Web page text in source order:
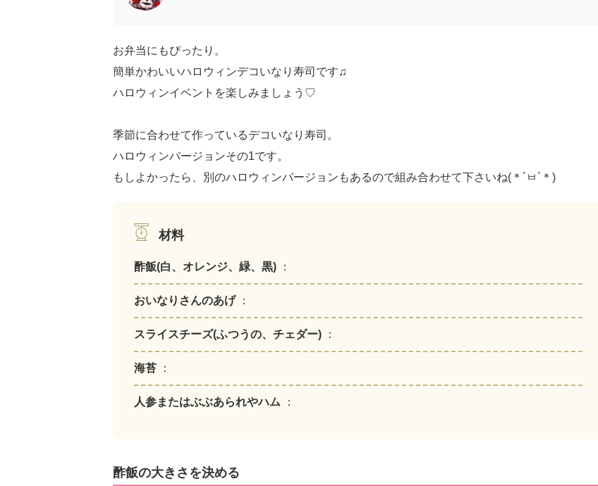
お弁当にもぴったり。
簡単かわいいハロウィンデコいなり寿司です♫
ハロウィンイベントを楽しみましょう♡
季節に合わせて作っているデコいなり寿司。
ハロウィンバージョンその1です。
もしよかったら、別のハロウィンバージョンもあるので組み合わせて下さいね(＊´ㅂ`＊)
材料
酢飯(白、オレンジ、緑、黒) ：
おいなりさんのあげ ：
スライスチーズ(ふつうの、チェダー) ：
海苔 ：
人参またはぶぶあられやハム ：
酢飯の大きさを決める